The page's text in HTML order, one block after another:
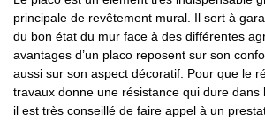
principale de revêtement mural. Il sert à
du bon état du mur face à des différentes
avantages d’un placo reposent sur son
aussi sur son aspect décoratif. Pour que le
travaux donne une résistance qui dure dans
il est très conseillé de faire appel à un